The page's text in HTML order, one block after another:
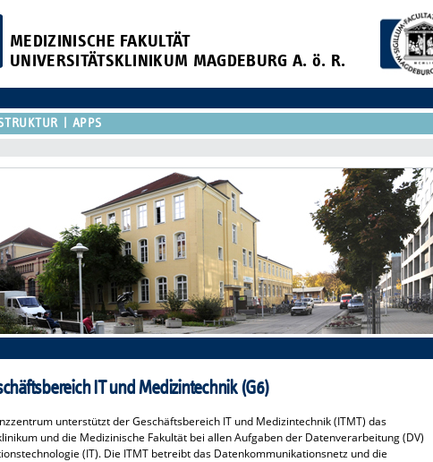
MEDIZINISCHE FAKULTÄT
UNIVERSITÄTSKLINIKUM MAGDEBURG A. ö. R.
APPS
IT und Medizintechnik (G6)
unterstützt der Geschäftsbereich IT und Medizintechnik (ITMT) das
und die Medizinische Fakultät bei allen Aufgaben der Datenverarbeitung (DV)
(IT). Die ITMT betreibt das Datenkommunikationsnetz und die